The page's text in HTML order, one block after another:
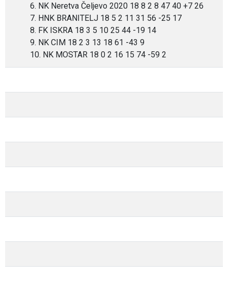
6. NK Neretva Čeljevo 2020 18 8 2 8 47 40 +7 26
7. HNK BRANITELJ 18 5 2 11 31 56 -25 17
8. FK ISKRA 18 3 5 10 25 44 -19 14
9. NK CIM 18 2 3 13 18 61 -43 9
10. NK MOSTAR 18 0 2 16 15 74 -59 2